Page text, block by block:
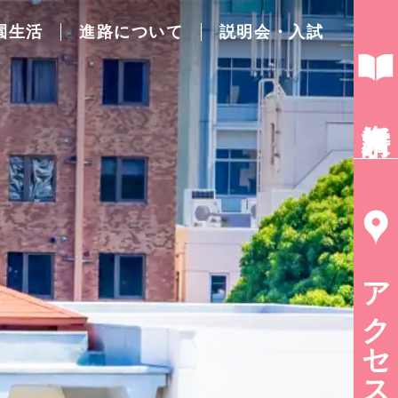
生活 進路について 説明会・入試
アクセス